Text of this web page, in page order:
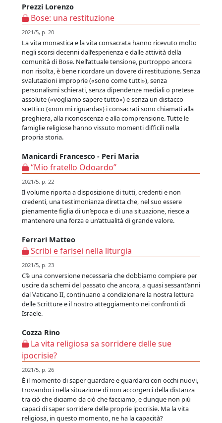
Prezzi Lorenzo
Bose: una restituzione
2021/5, p. 20
La vita monastica e la vita consacrata hanno ricevuto molto
negli scorsi decenni dall’esperienza e dalle attività della
comunità di Bose. Nell’attuale tensione, purtroppo ancora
non risolta, è bene ricordare un dovere di restituzione. Senza
svalutazioni improprie («sono come tutti»), senza
personalismi schierati, senza dipendenze mediali o pretese
assolute («vogliamo sapere tutto») e senza un distacco
scettico («non mi riguarda») i consacrati sono chiamati alla
preghiera, alla riconoscenza e alla comprensione. Tutte le
famiglie religiose hanno vissuto momenti difficili nella
propria storia.
Manicardi Francesco - Peri Maria
“Mio fratello Odoardo”
2021/5, p. 22
Il volume riporta a disposizione di tutti, credenti e non
credenti, una testimonianza diretta che, nel suo essere
pienamente figlia di un’epoca e di una situazione, riesce a
mantenere una forza e un’attualità di grande valore.
Ferrari Matteo
Scribi e farisei nella liturgia
2021/5, p. 23
C’è una conversione necessaria che dobbiamo compiere per
uscire da schemi del passato che ancora, a quasi sessant’anni
dal Vaticano II, continuano a condizionare la nostra lettura
delle Scritture e il nostro atteggiamento nei confronti di
Israele.
Cozza Rino
La vita religiosa sa sorridere delle sue
ipocrisie?
2021/5, p. 26
È il momento di saper guardare e guardarci con occhi nuovi,
trovandoci nella situazione di non accorgerci della distanza
tra ciò che diciamo da ciò che facciamo, e dunque non più
capaci di saper sorridere delle proprie ipocrisie. Ma la vita
religiosa, in questo momento, ne ha la capacità?